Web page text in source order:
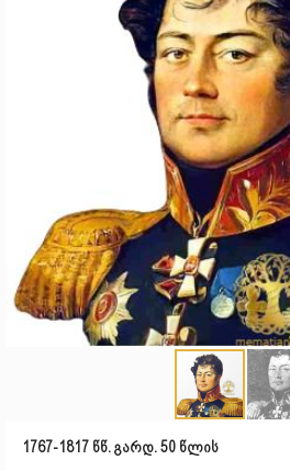
1767-1817 წწ. გარდ. 50 წლის